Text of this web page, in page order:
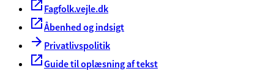
Fagfolk.vejle.dk
Åbenhed og indsigt
Privatlivspolitik
Guide til oplæsning af tekst